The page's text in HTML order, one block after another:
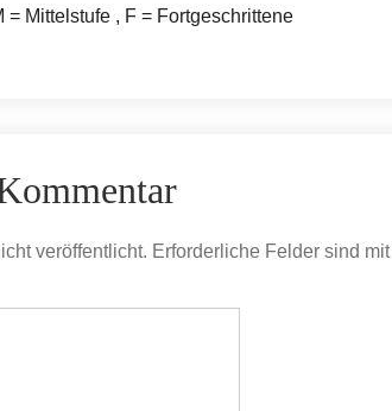
= Mittelstufe , F = Fortgeschrittene
veröffentlicht. Erforderliche Felder sind mit